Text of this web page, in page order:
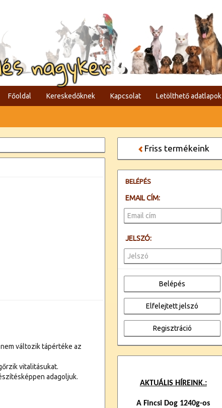
nagyker
Főoldal Kereskedőknek Kapcsolat Letölthető adatlapok
változik tápértéke az
vitalitásukat.
adagoljuk.
Friss termékeink
BELÉPÉS
EMAIL CÍM:
JELSZÓ:
AKTUÁLIS HÍREINK.:
A Fincsi Dog 1240g-os